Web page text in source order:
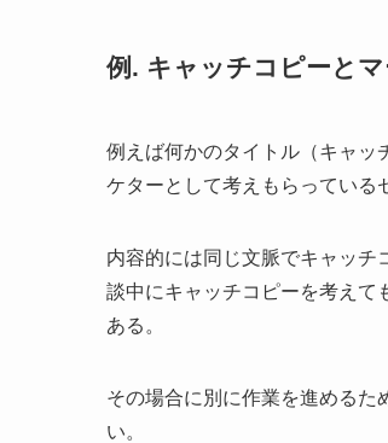
例. キャッチコピーと
例えば何かのタイトル（キャッ
ケターとして考えもらっている
内容的には同じ文脈でキャッチ
談中にキャッチコピーを考えて
ある。
その場合に別に作業を進めるた
い。